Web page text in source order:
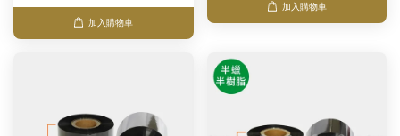
加入購物車
加入購物車